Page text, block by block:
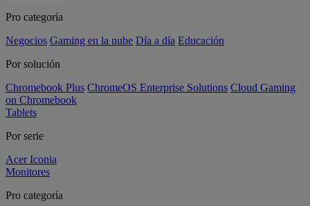
Pro categoría
Negocios Gaming en la nube Día a día Educación
Por solución
Chromebook Plus ChromeOS Enterprise Solutions Cloud Gaming
on Chromebook
Tablets
Por serie
Acer Iconia
Monitores
Pro categoría